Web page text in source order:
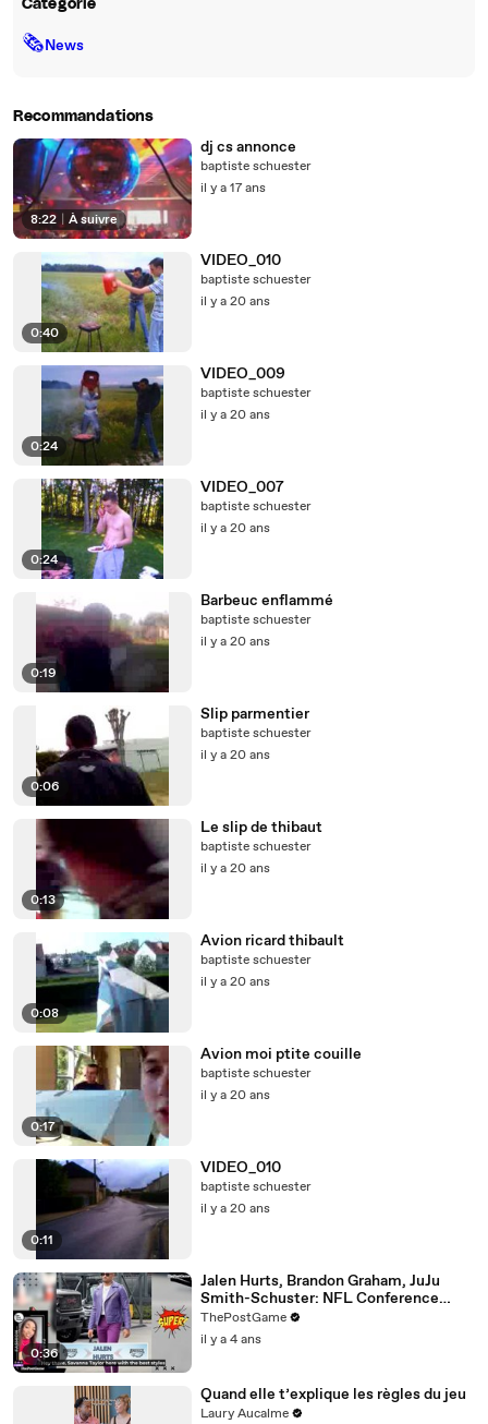
Catégorie
🗞News
Recommandations
8:22 | À suivre
dj cs annonce
baptiste schuester
il y a 17 ans
0:40
VIDEO_010
baptiste schuester
il y a 20 ans
0:24
VIDEO_009
baptiste schuester
il y a 20 ans
0:24
VIDEO_007
baptiste schuester
il y a 20 ans
0:19
Barbeuc enflammé
baptiste schuester
il y a 20 ans
0:06
Slip parmentier
baptiste schuester
il y a 20 ans
0:13
Le slip de thibaut
baptiste schuester
il y a 20 ans
0:08
Avion ricard thibault
baptiste schuester
il y a 20 ans
0:17
Avion moi ptite couille
baptiste schuester
il y a 20 ans
0:11
VIDEO_010
baptiste schuester
il y a 20 ans
0:36
Jalen Hurts, Brandon Graham, JuJu
Smith-Schuster: NFL Conference
Championship Fashion Winners
ThePostGame
il y a 4 ans
Quand elle t’explique les règles du jeu
Laury Aucalme